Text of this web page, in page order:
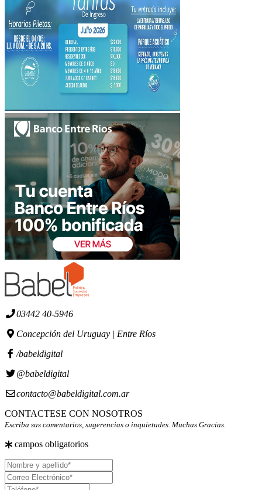
03442 40-5946
Concepción del Uruguay | Entre Ríos
/babeldigital
@babeldigital
contacto@babeldigital.com.ar
CONTACTESE CON NOSOTROS
Escriba sus comentarios, sugerencias o inquietudes. Muchas Gracias.
campos obligatorios
Nombre
y
apellido
Correo
Electrónico
Teléfono